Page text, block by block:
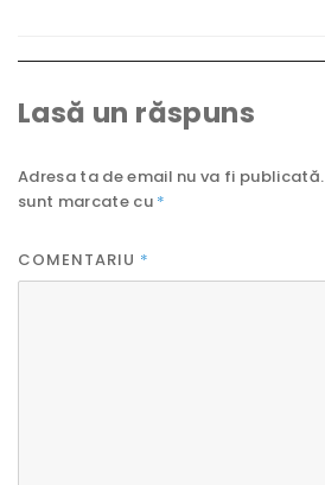
Lasă un răspuns
Adresa ta de email nu va fi publicată.
sunt marcate cu *
COMENTARIU *